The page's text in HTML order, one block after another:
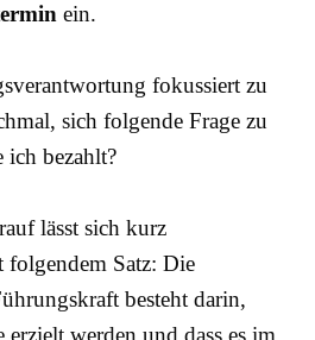
ein.
fokussiert zu
sich folgende Frage zu
ich bezahlt?
lässt sich kurz
folgendem Satz: Die
besteht darin,
erzielt werden und dass es im